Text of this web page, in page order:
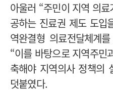
아울러 “주민이 지역 의
공하는 진료권 제도 도입
역완결형 의료전달체계
“이를 바탕으로 지역주민
축해야 지역의사 정책의
덧붙였다.